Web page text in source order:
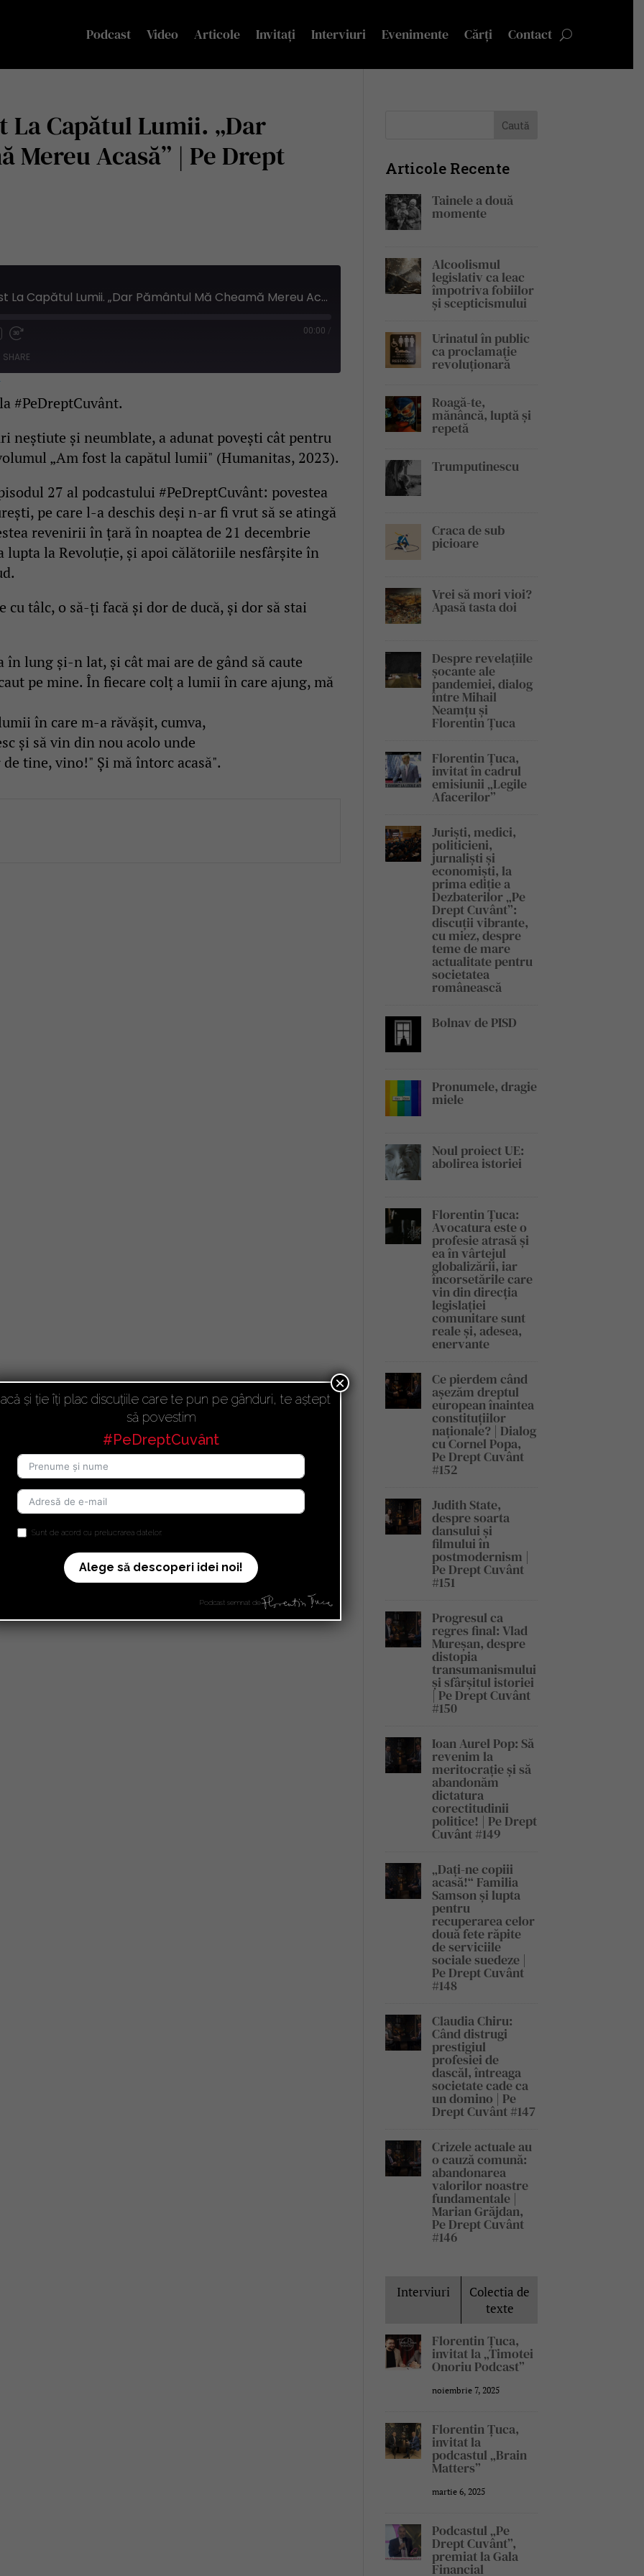
Podcast Video Articole Invitați Interviuri Evenimente Cărți Contact
La Capătul Lumii. „Dar
Mereu Acasă” | Pe Drept
Liviu Stănescu A Fost La Capătul Lumii. „Dar Pământul Mă Cheamă Mereu Acasă" | Pe Drept Cuvânt #27
Fast
30
seconds
00:00
SHARE
#PeDreptCuvânt.
neștiute și neumblate, a adunat povești cât pentru
„Am fost la capătul lumii" (Humanitas, 2023).
27 al podcastului #PeDreptCuvânt: povestea
pe care l-a deschis deși n-ar fi vrut să se atingă
revenirii în țară în noaptea de 21 decembrie
lupta la Revoluție, și apoi călătoriile nesfârșite în
tâlc, o să-ți facă și dor de ducă, și dor să stai
lung și-n lat, și cât mai are de gând să caute
pe mine. În fiecare colț a lumii în care ajung, mă
în care m-a răvășit, cumva,
și să vin din nou acolo unde
tine, vino!" Și mă întorc acasă".
Articole Recente
Tainele a două
momente
Alcoolismul
legislativ ca leac
împotriva fobiilor
și scepticismului
Urinatul în public
ca proclamație
revoluționară
Roagă-te,
mănâncă, luptă și
repetă
Trumputinescu
Craca de sub
picioare
Vrei să mori vioi?
Apasă tasta doi
Despre revelațiile
șocante ale
pandemiei, dialog
între Mihail
Neamțu și
Florentin Țuca
Florentin Țuca,
invitat în cadrul
emisiunii „Legile
Afacerilor”
Juriști, medici,
politicieni,
jurnaliști și
economiști, la
prima ediție a
Dezbaterilor „Pe
Drept Cuvânt”:
discuții vibrante,
cu miez, despre
teme de mare
actualitate pentru
societatea
românească
Bolnav de PISD
Pronumele, dragie
miele
Noul proiect UE:
abolirea istoriei
Florentin Țuca:
Avocatura este o
profesie atrasă și
ea în vârtejul
globalizării, iar
încorsetările care
vin din direcția
legislației
comunitare sunt
reale și, adesea,
enervante
Ce pierdem când
așezăm dreptul
european înaintea
constituțiilor
naționale? | Dialog
cu Cornel Popa,
Pe Drept Cuvânt
#152
Judith State,
despre soarta
dansului și
filmului în
postmodernism |
Pe Drept Cuvânt
#151
Progresul ca
regres final: Vlad
Mureșan, despre
distopia
transumanismului
și sfârșitul istoriei
| Pe Drept Cuvânt
#150
Ioan Aurel Pop: Să
revenim la
meritocrație și să
abandonăm
dictatura
corectitudinii
politice! | Pe Drept
Cuvânt #149
„Dați-ne copiii
acasă!“ Familia
Samson și lupta
pentru
recuperarea celor
două fete răpite
de serviciile
sociale suedeze |
Pe Drept Cuvânt
#148
Claudia Chiru:
Când distrugi
prestigiul
profesiei de
dascăl, întreaga
societate cade ca
un domino | Pe
Drept Cuvânt #147
Crizele actuale au
o cauză comună:
abandonarea
valorilor noastre
fundamentale |
Marian Grăjdan,
Pe Drept Cuvânt
#146
Interviuri
Colectia de
texte
Florentin Țuca,
invitat la „Timotei
Onoriu Podcast”
noiembrie 7, 2025
Florentin Țuca,
invitat la
podcastul „Brain
Matters”
martie 6, 2025
Podcastul „Pe
Drept Cuvânt”,
premiat la Gala
Financial
și ție îți plac discuțiile care te pun pe gânduri, te aștept
să povestim
#PeDreptCuvânt
Sunt de acord cu prelucrarea datelor.
Alege să descoperi idei noi!
Podcast semnat de
×